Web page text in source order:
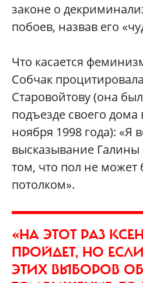
законе о
побоев, назвав его
Что касается
Собчак
Старовойтову (она
подъезде своего дома
ноября 1998 года): «Я
высказывание Галины
том, что пол не может
потолком».
«НА ЭТОТ РАЗ
ПРОЙДЕТ, НО
ЭТИХ ВЫБОРОВ